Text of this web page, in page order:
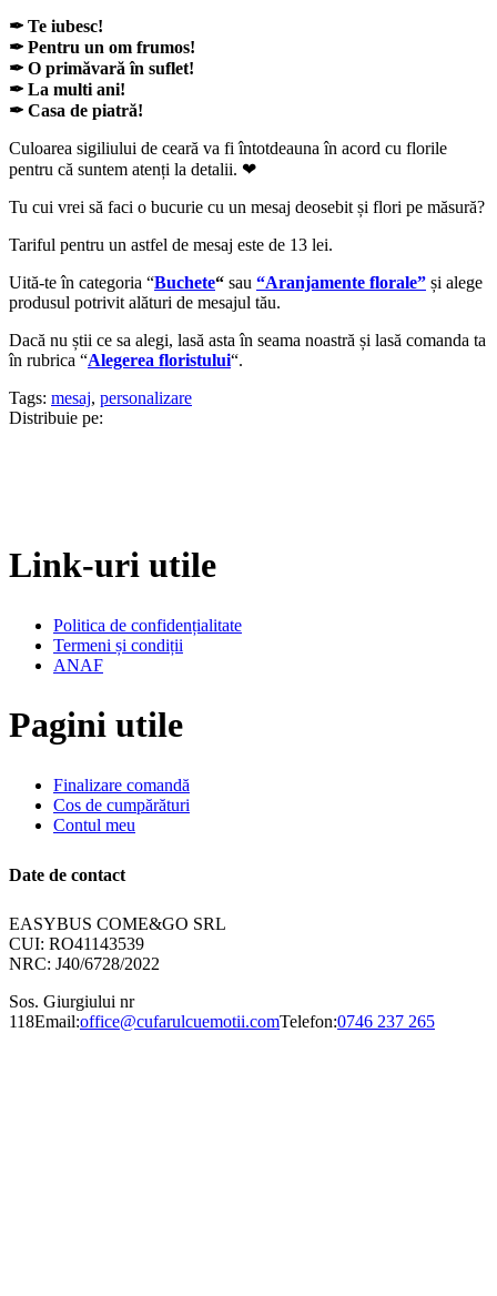
✒ Te iubesc!
✒ Pentru un om frumos!
✒ O primăvară în suflet!
✒ La multi ani!
✒ Casa de piatră!
Culoarea sigiliului de ceară va fi întotdeauna în acord cu florile
pentru că suntem atenți la detalii. ❤
Tu cui vrei să faci o bucurie cu un mesaj deosebit și flori pe măsură?
Tariful pentru un astfel de mesaj este de 13 lei.
Uită-te în categoria “Buchete“ sau “Aranjamente florale” și alege
produsul potrivit alături de mesajul tău.
Dacă nu știi ce sa alegi, lasă asta în seama noastră și lasă comanda ta
în rubrica “Alegerea floristului“.
Tags: mesaj, personalizare
Distribuie pe:
Link-uri utile
Politica de confidențialitate
Termeni și condiții
ANAF
Pagini utile
Finalizare comandă
Cos de cumpărături
Contul meu
Date de contact
EASYBUS COME&GO SRL
CUI: RO41143539
NRC: J40/6728/2022
Sos. Giurgiului nr
118Email:office@cufarulcuemotii.comTelefon:0746 237 265